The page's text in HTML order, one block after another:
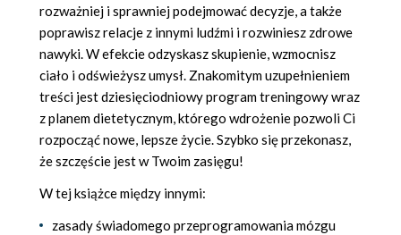
rozważniej i sprawniej podejmować decyzje, a także
poprawisz relacje z innymi ludźmi i rozwiniesz zdrowe
nawyki. W efekcie odzyskasz skupienie, wzmocnisz
ciało i odświeżysz umysł. Znakomitym uzupełnieniem
treści jest dziesięciodniowy program treningowy wraz
z planem dietetycznym, którego wdrożenie pozwoli Ci
rozpocząć nowe, lepsze życie. Szybko się przekonasz,
że szczęście jest w Twoim zasięgu!
W tej książce między innymi:
zasady świadomego przeprogramowania mózgu